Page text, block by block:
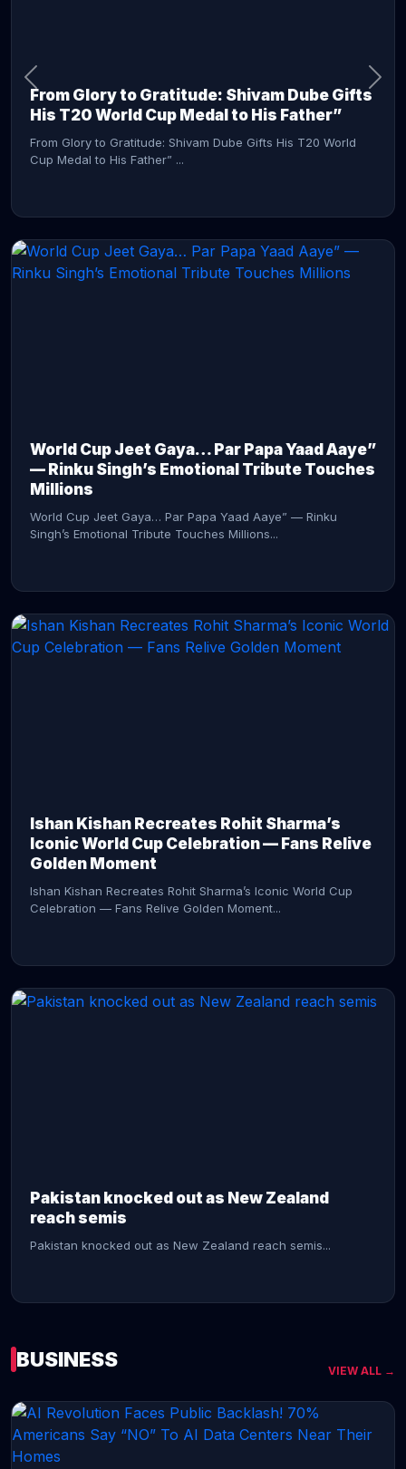
From Glory to Gratitude: Shivam Dube Gifts
His T20 World Cup Medal to His Father”
From Glory to Gratitude: Shivam Dube Gifts His T20 World
Cup Medal to His Father” ...
World Cup Jeet Gaya… Par Papa Yaad Aaye”
— Rinku Singh’s Emotional Tribute Touches
Millions
World Cup Jeet Gaya… Par Papa Yaad Aaye” — Rinku
Singh’s Emotional Tribute Touches Millions...
Ishan Kishan Recreates Rohit Sharma’s
Iconic World Cup Celebration — Fans Relive
Golden Moment
Ishan Kishan Recreates Rohit Sharma’s Iconic World Cup
Celebration — Fans Relive Golden Moment...
Pakistan knocked out as New Zealand
reach semis
Pakistan knocked out as New Zealand reach semis...
CONTINUE READING →
BUSINESS VIEW ALL →